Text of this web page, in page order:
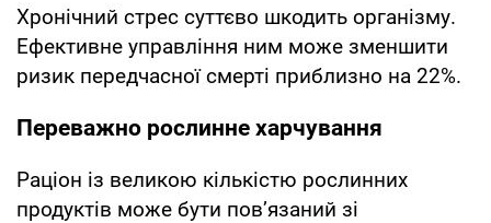
Хронічний стрес суттєво шкодить організму.
Ефективне управління ним може зменшити
ризик передчасної смерті приблизно на 22%.
Переважно рослинне харчування
Раціон із великою кількістю рослинних
продуктів може бути пов’язаний зі